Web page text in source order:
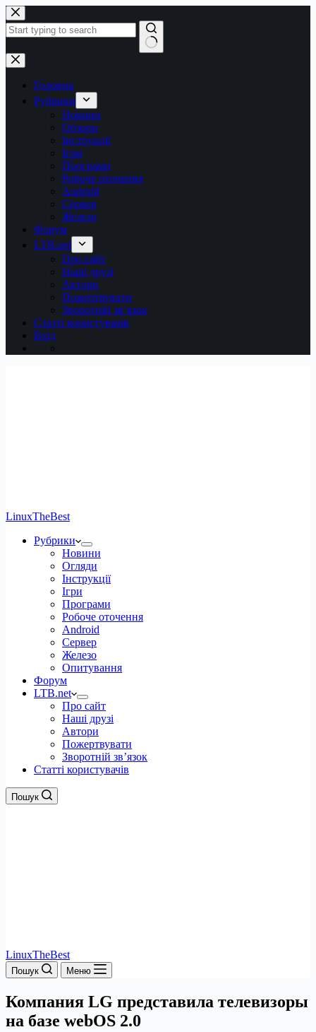
Перейти
до
вмісту
Немає
результатів
Головна
Рубрики
Новини
Обзори
Інструкції
Ігри
Програми
Робоче оточення
Android
Сервер
Железо
Форум
LTB.net
Про сайт
Наші друзі
Автори
Пожертвувати
Зворотній зв’язок
Статті користувачів
Вхід
LinuxTheBest
Рубрики
Новини
Огляди
Інструкції
Ігри
Програми
Робоче оточення
Android
Сервер
Железо
Опитування
Форум
LTB.net
Про сайт
Наші друзі
Автори
Пожертвувати
Зворотній зв’язок
Статті користувачів
Пошук
LinuxTheBest
Пошук Меню
Компания LG представила телевизоры
на базе webOS 2.0